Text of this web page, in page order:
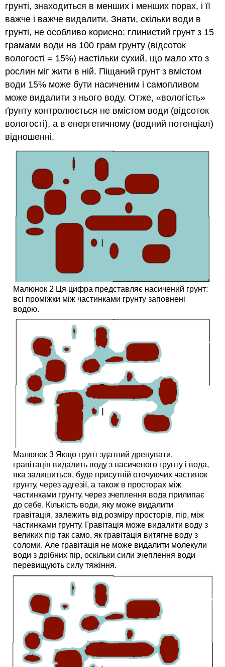
грунті, знаходиться в менших і менших порах, і її
важче і важче видалити. Знати, скільки води в
грунті, не особливо корисно: глинистий грунт з 15
грамами води на 100 грам грунту (відсоток
вологості = 15%) настільки сухий, що мало хто з
рослин міг жити в ній. Піщаний грунт з вмістом
води 15% може бути насиченим і самопливом
може видалити з нього воду. Отже, «вологість»
ґрунту контролюється не вмістом води (відсоток
вологості), а в енергетичному (водний потенціал)
відношенні.
Малюнок 2 Ця цифра представляє насичений грунт:
всі проміжки між частинками грунту заповнені
водою.
Малюнок 3 Якщо грунт здатний дренувати,
гравітація видалить воду з насиченого грунту і вода,
яка залишиться, буде присутній оточуючих частинок
грунту, через адгезії, а також в просторах між
частинками грунту, через зчеплення вода прилипає
до себе. Кількість води, яку може видалити
гравітація, залежить від розміру просторів, пір, між
частинками грунту. Гравітація може видалити воду з
великих пір так само, як гравітація витягне воду з
соломи. Але гравітація не може видалити молекули
води з дрібних пір, оскільки сили зчеплення води
перевищують силу тяжіння.